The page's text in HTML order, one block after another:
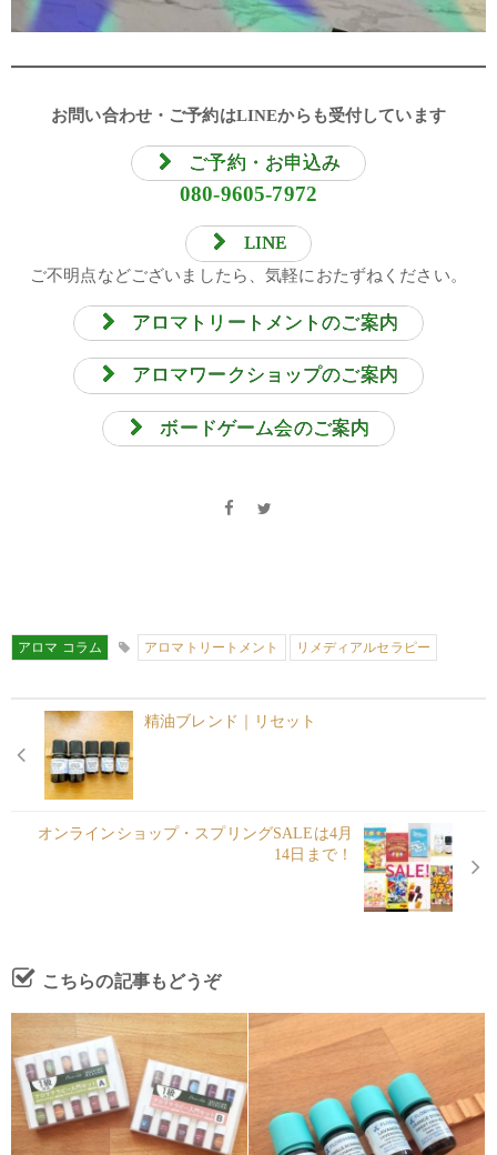
お問い合わせ・ご予約はLINEからも受付しています
ご予約・お申込み
080-9605-7972
LINE
ご不明点などございましたら、気軽におたずねください。
アロマトリートメントのご案内
アロマワークショップのご案内
ボードゲーム会のご案内
アロマ コラム アロマトリートメント リメディアルセラピー
精油ブレンド｜リセット
オンラインショップ・スプリングSALEは4月
14日まで！
こちらの記事もどうぞ